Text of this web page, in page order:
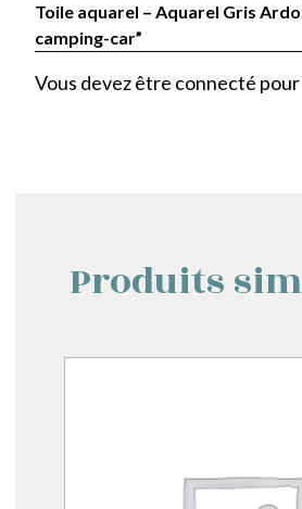
Toile aquarel – Aquarel Gris
camping-car”
Vous devez être connecté
Produits